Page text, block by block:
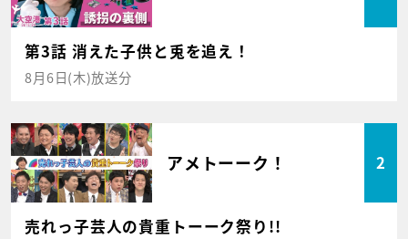
第3話 消えた子供と兎を追え！
8月6日(木)放送分
アメトーーク！ 2
売れっ子芸人の貴重トーーク祭り!!